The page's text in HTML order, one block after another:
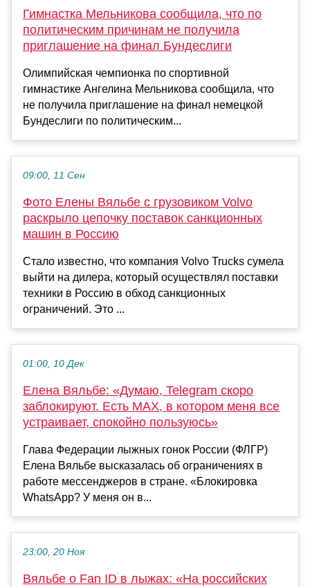
Гимнастка Мельникова сообщила, что по
политическим причинам не получила
приглашение на финал Бундеслиги
Олимпийская чемпионка по спортивной
гимнастике Ангелина Мельникова сообщила, что
не получила приглашение на финал немецкой
Бундеслиги по политическим...
09:00, 11 Сен
Фото Елены Вяльбе с грузовиком Volvo
раскрыло цепочку поставок санкционных
машин в Россию
Стало известно, что компания Volvo Trucks сумела
выйти на дилера, который осуществлял поставки
техники в Россию в обход санкционных
ограничений. Это ...
01:00, 10 Дек
Елена Вяльбе: «Думаю, Telegram скоро
заблокируют. Есть МАХ, в котором меня все
устраивает, спокойно пользуюсь»
Глава Федерации лыжных гонок России (ФЛГР)
Елена Вяльбе высказалась об ограничениях в
работе мессенджеров в стране. «Блокировка
WhatsApp? У меня он в...
23:00, 20 Ноя
Вяльбе о Fan ID в лыжах: «На российских